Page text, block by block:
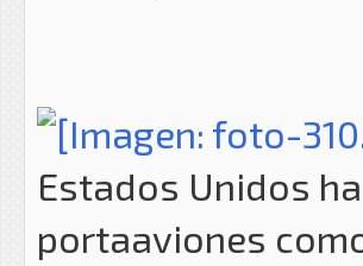
Estados Unidos
portaaviones